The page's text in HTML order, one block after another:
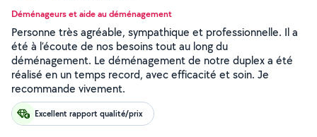
Déménageurs et aide au déménagement
Personne très agréable, sympathique et professionnelle. Il a
été à l’écoute de nos besoins tout au long du
déménagement. Le déménagement de notre duplex a été
réalisé en un temps record, avec efficacité et soin. Je
recommande vivement.
Excellent rapport qualité/prix